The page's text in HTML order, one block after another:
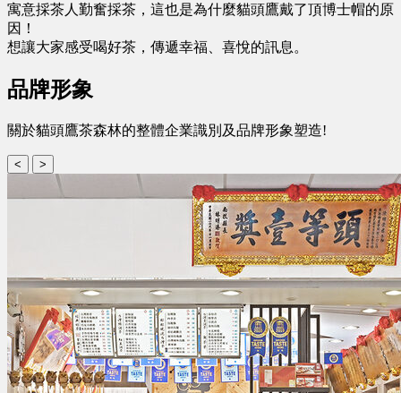
寓意採茶人勤奮採茶，這也是為什麼貓頭鷹戴了頂博士帽的原
因！
想讓大家感受喝好茶，傳遞幸福、喜悅的訊息。
品牌形象
關於貓頭鷹茶森林的整體企業識別及品牌形象塑造!
< >